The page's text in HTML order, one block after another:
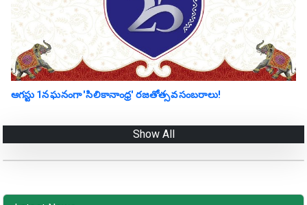
ఆగస్టు 1న ఘనంగా 'సిలికానాంధ్ర' రజతోత్సవ సంబరాలు!
Show All